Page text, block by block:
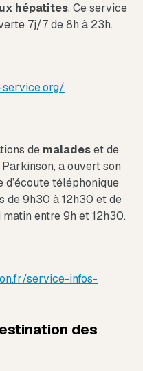
hépatites. Ce service
7j/7 de 8h à 23h.
de maladeset de
a ouvert son
téléphonique
de 9h30 à 12h30 et de
matin entre 9h et 12h30.
service-infos-
des